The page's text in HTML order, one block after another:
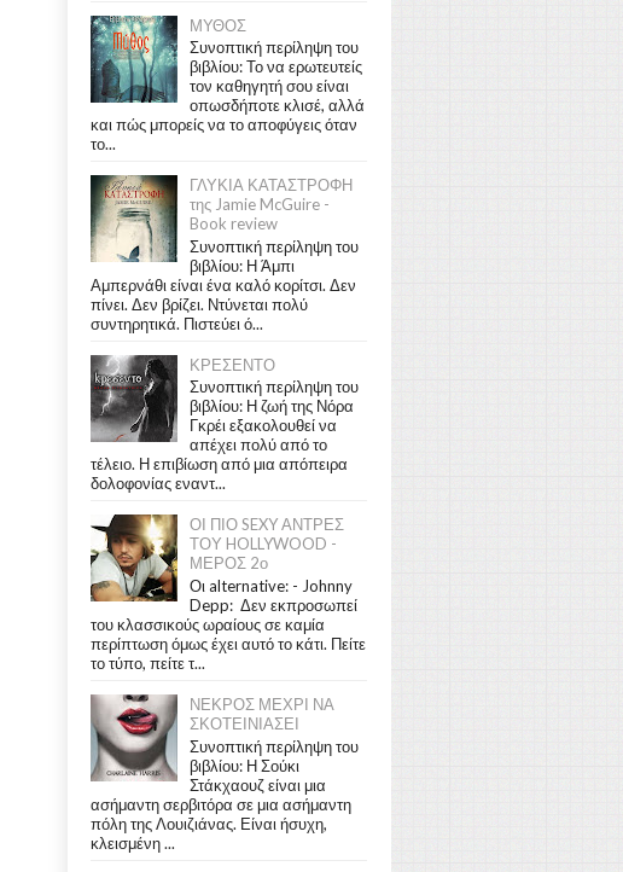
ΜΥΘΟΣ
Συνοπτική περίληψη του
βιβλίου: Το να ερωτευτείς
τον καθηγητή σου είναι
οπωσδήποτε κλισέ, αλλά
και πώς μπορείς να το αποφύγεις όταν
το...
ΓΛΥΚΙΑ ΚΑΤΑΣΤΡΟΦΗ
της Jamie McGuire -
Book review
Συνοπτική περίληψη του
βιβλίου: Η Άμπι
Αμπερνάθι είναι ένα καλό κορίτσι. Δεν
πίνει. Δεν βρίζει. Ντύνεται πολύ
συντηρητικά. Πιστεύει ό...
ΚΡΕΣΕΝΤΟ
Συνοπτική περίληψη του
βιβλίου: Η ζωή της Νόρα
Γκρέι εξακολουθεί να
απέχει πολύ από το
τέλειο. Η επιβίωση από μια απόπειρα
δολοφονίας εναντ...
ΟΙ ΠΙΟ SEXY ΑΝΤΡΕΣ
ΤΟΥ HOLLYWOOD -
ΜΕΡΟΣ 2ο
Οι alternative: - Johnny
Depp: Δεν εκπροσωπεί
του κλασσικούς ωραίους σε καμία
περίπτωση όμως έχει αυτό το κάτι. Πείτε
το τύπο, πείτε τ...
ΝΕΚΡΟΣ ΜΕΧΡΙ ΝΑ
ΣΚΟΤΕΙΝΙΑΣΕΙ
Συνοπτική περίληψη του
βιβλίου: Η Σούκι
Στάκχαουζ είναι μια
ασήμαντη σερβιτόρα σε μια ασήμαντη
πόλη της Λουιζιάνας. Είναι ήσυχη,
κλεισμένη ...